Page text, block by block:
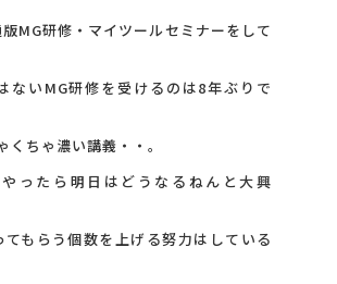
MG研修・マイツールセミナーをして
ないMG研修を受けるのは8年ぶりで
ちゃ濃い講義・・。
ったら明日はどうなるねんと大興
てもらう個数を上げる努力はしている